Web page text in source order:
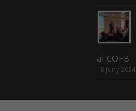
al COFB
18 juny 2024